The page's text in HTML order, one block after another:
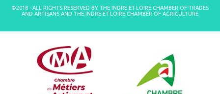
©2018 - ALL RIGHTS RESERVED BY THE INDRE-ET-LOIRE CHAMBER OF TRADES
AND ARTISANS AND THE INDRE-ET-LOIRE CHAMBER OF AGRICULTURE